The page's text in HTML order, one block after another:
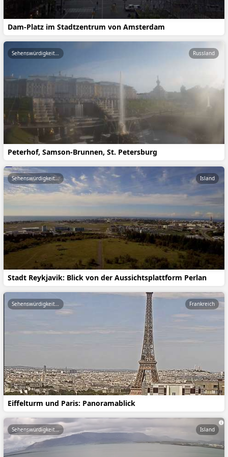
Dam-Platz im Stadtzentrum von Amsterdam
Peterhof, Samson-Brunnen, St. Petersburg
Russland
Stadt Reykjavik: Blick von der Aussichtsplattform Perlan
Sehenswürdigkeiten Island
Eiffelturm und Paris: Panoramablick
Sehenswürdigkeiten Frankreich
Sehenswürdigkeiten Island